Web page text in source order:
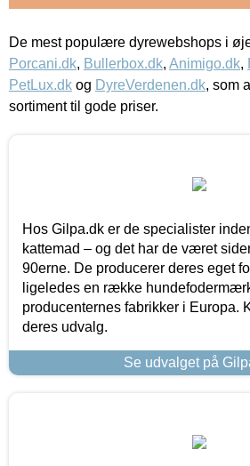
De mest populære dyrewebshops i
Porcani.dk, Bullerbox.dk, Animigo.dk,
PetLux.dk og DyreVerdenen.dk, som
sortiment til gode priser.
Hos Gilpa.dk er de specialister
kattemad – og det har de været
90erne. De producerer deres eget
ligeledes en række
producenternes fabrikker i Europa.
deres udvalg.
Se udvalget på